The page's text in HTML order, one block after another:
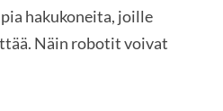
hakukoneita, joille
Näin robotit voivat